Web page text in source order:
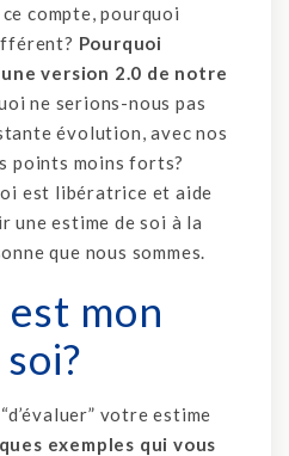
ce compte, pourquoi
Pourquoi
version 2.0 de notre
ne serions-nous pas
évolution, avec nos
points moins forts?
est libératrice et aide
une estime de soi à la
que nous sommes.
mon
votre estime
exemples qui vous